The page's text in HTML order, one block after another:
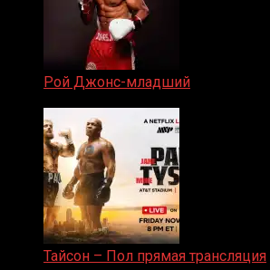
Рой Джонс-младший
Тайсон – Пол прямая трансляция